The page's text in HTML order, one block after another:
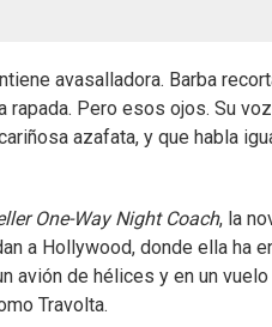
avasalladora. Barba
rapada. Pero esos ojos. Su
azafata, y que habla
One-Way Night Coach, la
a Hollywood, donde ella ha
avión de hélices y en un
Travolta.